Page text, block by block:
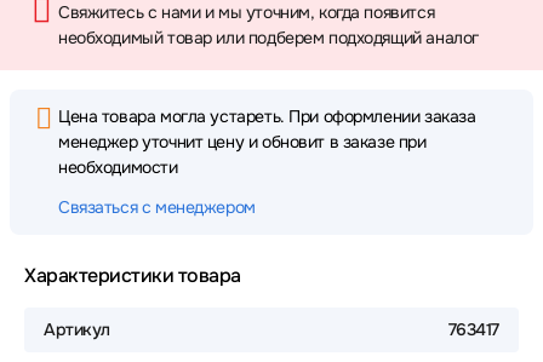
Свяжитесь с нами и мы уточним, когда появится
необходимый товар или подберем подходящий аналог
Цена товара могла устареть. При оформлении заказа
менеджер уточнит цену и обновит в заказе при
необходимости
Связаться с менеджером
Характеристики товара
Артикул 763417